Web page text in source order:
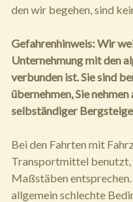
den wir begehen, sind
Gefahrenhinweis: Wir
Unternehmung mit den
verbunden ist. Sie sind
übernehmen, Sie
selbständiger
Bei den Fahrten mit
Transportmittel benutzt,
Maßstäben
allgemein schlechte